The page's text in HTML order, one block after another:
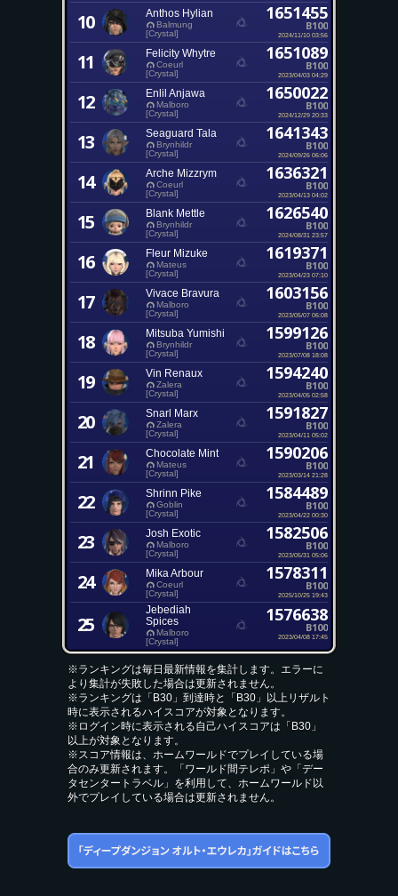
10 Anthos Hylian
Balmung
[Crystal]
1651455
B100
2024/11/10 03:56
11 Felicity Whytre
Coeurl
[Crystal]
1651089
B100
2023/04/03 04:29
12 Enlil Anjawa
Malboro
[Crystal]
1650022
B100
2024/12/29 20:33
13 Seaguard Tala
Brynhildr
[Crystal]
1641343
B100
2024/09/26 06:06
14 Arche Mizzrym
Coeurl
[Crystal]
1636321
B100
2023/04/13 04:02
15 Blank Mettle
Brynhildr
[Crystal]
1626540
B100
2024/08/31 23:57
16 Fleur Mizuke
Mateus
[Crystal]
1619371
B100
2023/04/23 07:10
17 Vivace Bravura
Malboro
[Crystal]
1603156
B100
2023/05/07 06:08
18 Mitsuba Yumishi
Brynhildr
[Crystal]
1599126
B100
2023/07/08 18:08
19 Vin Renaux
Zalera
[Crystal]
1594240
B100
2023/04/05 02:58
20 Snarl Marx
Zalera
[Crystal]
1591827
B100
2023/04/11 05:02
21 Chocolate Mint
Mateus
[Crystal]
1590206
B100
2023/03/14 21:28
22 Shrinn Pike
Goblin
[Crystal]
1584489
B100
2023/04/22 00:30
23 Josh Exotic
Malboro
[Crystal]
1582506
B100
2023/05/31 05:06
24 Mika Arbour
Coeurl
[Crystal]
1578311
B100
2025/10/25 19:43
25
Jebediah
Spices
Malboro
[Crystal]
1576638
B100
2023/04/08 17:45
※ランキングは毎日最新情報を集計します。エラーに
より集計が失敗した場合は更新されません。
※ランキングは「B30」到達時と「B30」以上リザルト
時に表示されるハイスコアが対象となります。
※ログイン時に表示される自己ハイスコアは「B30」
以上が対象となります。
※スコア情報は、ホームワールドでプレイしている場
合のみ更新されます。「ワールド間テレポ」や「デー
タセンタートラベル」を利用して、ホームワールド以
外でプレイしている場合は更新されません。